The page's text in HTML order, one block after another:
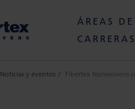
ÁREAS
CARRERAS
Noticias y eventos Fibertex Nonwovens